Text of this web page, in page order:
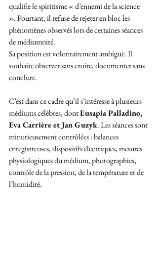
qualifie le spiritisme « d’ennemi de la science
». Pourtant, il refuse de rejeter en bloc les
phénomènes observés lors de certaines séances
de médiumnité.
Sa position est volontairement ambiguë. Il
souhaite observer sans croire, documenter sans
conclure.
C’est dans ce cadre qu’il s’intéresse à plusieurs
médiums célèbres, dont Eusapia Palladino,
Eva Carrière et Jan Guzyk. Les séances sont
minutieusement contrôlées : balances
enregistreuses, dispositifs électriques, mesures
physiologiques du médium, photographies,
contrôle de la pression, de la température et de
l’humidité.